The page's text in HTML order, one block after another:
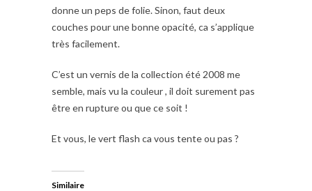
donne un peps de folie. Sinon, faut deux
couches pour une bonne opacité, ca s’applique
très facilement.
C’est un vernis de la collection été 2008 me
semble, mais vu la couleur , il doit surement pas
être en rupture ou que ce soit !
Et vous, le vert flash ca vous tente ou pas ?
Similaire